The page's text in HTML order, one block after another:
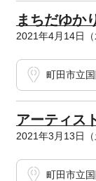
まちだゆか
2021年4月14日
町田市立
アーティス
2021年3月13日
町田市立